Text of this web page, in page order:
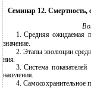
Семинар 12. Смертность,
1. Средняя ожидаемая
значение.
2. Этапы эволюции
ния.
3. Система
населения.
4. Самосохранительное